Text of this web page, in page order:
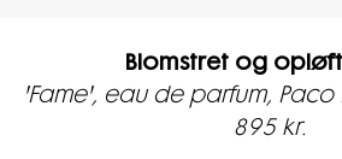
Blomstret og
'Fame', eau de parfum, Paco
895 kr.